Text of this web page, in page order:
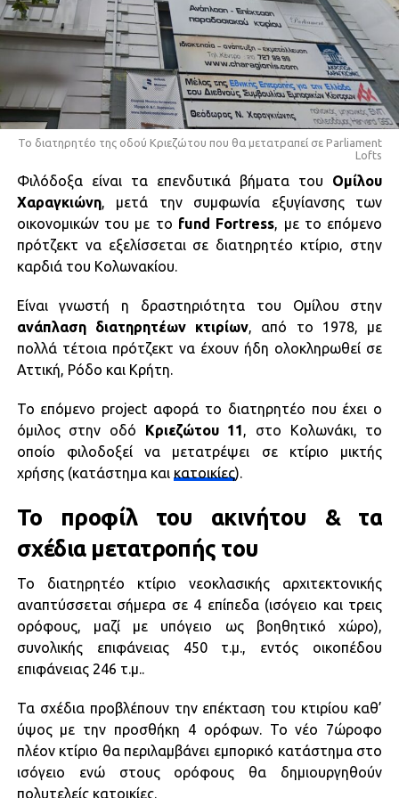
Το διατηρητέο της οδού Κριεζώτου που θα μετατραπεί σε Parliament
Lofts
Φιλόδοξα είναι τα επενδυτικά βήματα του Ομίλου
Χαραγκιώνη, μετά την συμφωνία εξυγίανσης των
οικονομικών του με το fund Fortress, με το επόμενο
πρότζεκτ να εξελίσσεται σε διατηρητέο κτίριο, στην
καρδιά του Κολωνακίου.
Είναι γνωστή η δραστηριότητα του Ομίλου στην
ανάπλαση διατηρητέων κτιρίων, από το 1978, με
πολλά τέτοια πρότζεκτ να έχουν ήδη ολοκληρωθεί σε
Αττική, Ρόδο και Κρήτη.
Το επόμενο project αφορά το διατηρητέο που έχει ο
όμιλος στην οδό
Κριεζώτου 11 , στο Κολωνάκι, το
οποίο φιλοδοξεί να μετατρέψει σε κτίριο μικτής
χρήσης (κατάστημα και κατοικίες).
Το προφίλ του ακινήτου & τα
σχέδια μετατροπής του
Το διατηρητέο κτίριο νεοκλασικής αρχιτεκτονικής
αναπτύσσεται σήμερα σε 4 επίπεδα (ισόγειο και τρεις
ορόφους, μαζί με υπόγειο ως βοηθητικό χώρο),
συνολικής επιφάνειας 450 τ.μ., εντός οικοπέδου
επιφάνειας 246 τ.μ..
Τα σχέδια προβλέπουν την επέκταση του κτιρίου καθ’
ύψος με την προσθήκη 4 ορόφων. Το νέο 7ώροφο
πλέον κτίριο θα περιλαμβάνει εμπορικό κατάστημα στο
ισόγειο ενώ στους ορόφους θα δημιουργηθούν
πολυτελείς κατοικίες.